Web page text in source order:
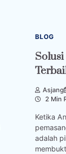
BLOG
Asjang
2 Min
Ketika
adalah